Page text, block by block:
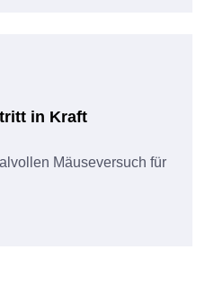
in Kraft
Mäuseversuch für